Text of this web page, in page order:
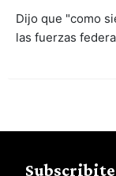
Dijo que "como
las fuerzas